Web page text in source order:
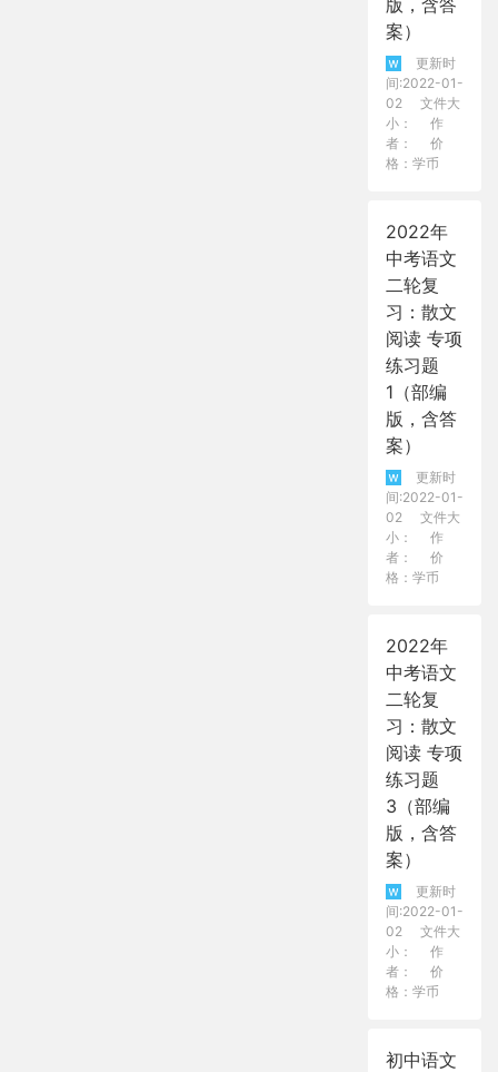
案）
更新时
间:2022-01-
02
文件大
小：
作
者：
价
格：学币
2022年
中考语文
二轮复
习：散文
阅读 专项
练习题
1（部编
版，含答
案）
更新时
间:2022-01-
02
文件大
小：
作
者：
价
格：学币
2022年
中考语文
二轮复
习：散文
阅读 专项
练习题
3（部编
版，含答
案）
更新时
间:2022-01-
02
文件大
小：
作
者：
价
格：学币
初中语文